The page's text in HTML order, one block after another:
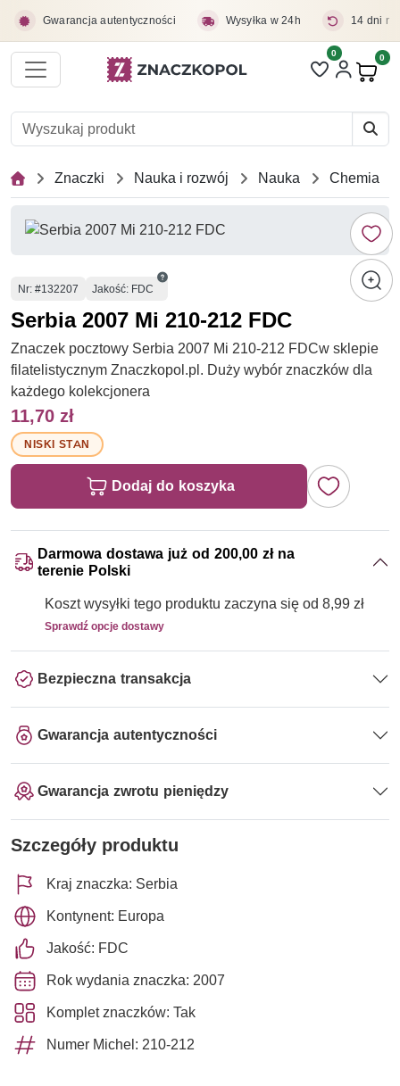
Gwarancja autentyczności Wysyłka w 24h 14 dni
Liczba pozycji
0 0
Znaczki Nauka i rozwój Nauka Chemia
Numer
Nr: #132207 Jakość: FDC
Serbia 2007 Mi 210-212 FDC
Znaczek pocztowy Serbia 2007 Mi 210-212 FDCw sklepie
filatelistycznym Znaczkopol.pl. Duży wybór znaczków dla
każdego kolekcjonera
11,70 zł
NISKI STAN
Dodaj do koszyka
Darmowa dostawa już od 200,00 zł na
terenie Polski
Koszt wysyłki tego produktu zaczyna się od 8,99 zł
Sprawdź opcje dostawy
Bezpieczna transakcja
Gwarancja autentyczności
Gwarancja zwrotu pieniędzy
Szczegóły produktu
Kraj znaczka: Serbia
Kontynent: Europa
Jakość: FDC
Rok wydania znaczka: 2007
Komplet znaczków: Tak
Numer Michel: 210-212